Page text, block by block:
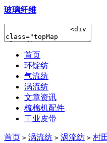
玻璃纤维
首页
环锭纺
气流纺
涡流纺
文章资讯
梳棉机配件
工业皮带
首页 > 涡流纺 > 涡流纺 > 村田